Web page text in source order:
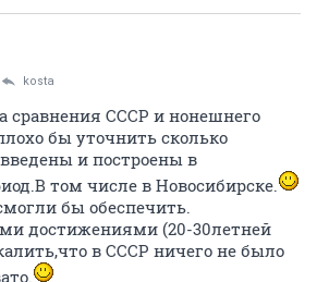
kosta
сравнения СССР и нонешнего
бы уточнить сколько
и построены в
том числе в Новосибирске.
бы обеспечить.
достижениями (20-30летней
в СССР ничего не было